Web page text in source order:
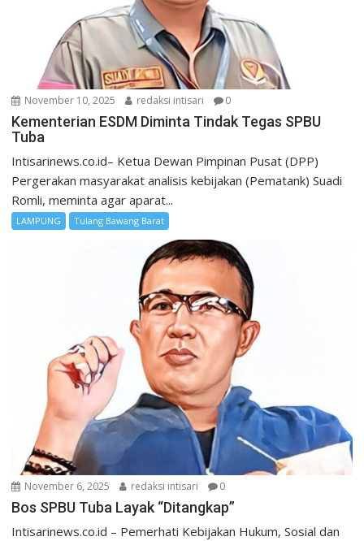
November 10, 2025 redaksi intisari 0
Kementerian ESDM Diminta Tindak Tegas SPBU
Tuba
Intisarinews.co.id– Ketua Dewan Pimpinan Pusat (DPP)
Pergerakan masyarakat analisis kebijakan (Pematank) Suadi
Romli, meminta agar aparat...
LAMPUNG Tulang Bawang Barat
November 6, 2025 redaksi intisari 0
Bos SPBU Tuba Layak “Ditangkap”
Intisarinews.co.id – Pemerhati Kebijakan Hukum, Sosial dan